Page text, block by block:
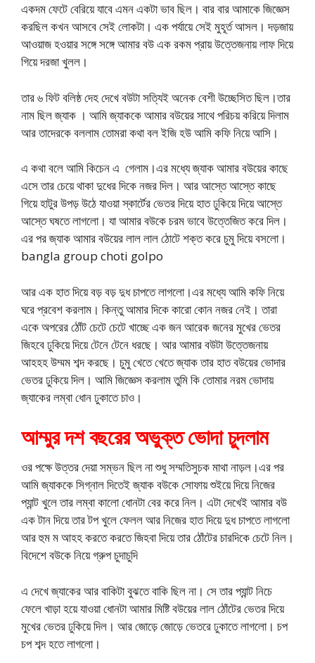
একদম ফেটে বেরিয়ে যাবে এমন একটা ভাব ছিল। বার বার আমাকে জিজ্ঞেস
করছিল কখন আসবে সেই লোকটা। এক পর্যায়ে সেই মুহূর্ত আসল। দড়জায়
আওয়াজ হওয়ার সঙ্গে সঙ্গে আমার বউ এক রকম প্রায় উত্তেজনায় লাফ দিয়ে
গিয়ে দরজা খুলল।
তার ৬ ফিট বলিষ্ঠ দেহ দেখে বউটা সত্যিই অনেক বেশী উচ্ছেসিত ছিল।তার
নাম ছিল জ্যাক । আমি জ্যাককে আমার বউয়ের সাথে পরিচয় করিয়ে দিলাম
আর তাদেরকে বললাম তোমরা কথা বল ইজি হউ আমি কফি নিয়ে আসি।
এ কথা বলে আমি কিচেন এ গেলাম।এর মধ্যে জ্যাক আমার বউয়ের কাছে
এসে তার চেয়ে থাকা দুধের দিকে নজর দিল। আর আস্তে আস্তে কাছে
গিয়ে হাটুর উপড় উঠে যাওয়া স্কার্টের ভেতর দিয়ে হাত ঢুকিয়ে দিয়ে আস্তে
আস্তে ঘষতে লাগলো। যা আমার বউকে চরম ভাবে উত্তেজিত করে দিল।
এর পর জ্যাক আমার বউয়ের লাল লাল ঠোটে শক্ত করে চুমু দিয়ে বসলো।
bangla group choti golpo
আর এক হাত দিয়ে বড় বড় দুধ চাপতে লাগলো।এর মধ্যে আমি কফি নিয়ে
ঘরে প্রবেশ করলাম। কিন্তু আমার দিকে কারো কোন নজর নেই। তারা
একে অপরের ঠোঁট চেটে চেটে খাচ্ছে এক জন আরেক জনের মুখের ভেতর
জিহবে ঢুকিয়ে দিয়ে টেনে টেনে ধরছে। আর আমার বউটা উত্তেজনায়
আহহহ উম্মম শব্দ করছে। চুমু খেতে খেতে জ্যাক তার হাত বউয়ের ভোদার
ভেতর ঢুকিয়ে দিল। আমি জিজ্ঞেস করলাম তুমি কি তোমার নরম ভোদায়
জ্যাকের লম্বা ধোন ঢুকাতে চাও।
আম্মুর দশ বছরের অভুক্ত ভোদা চুদলাম
ওর পক্ষে উত্তর দেয়া সম্ভন ছিল না শুধু সম্মতিসুচক মাথা নাড়ল।এর পর
আমি জ্যাককে সিগ্নাল দিতেই জ্যাক বউকে সোফায় শুইয়ে দিয়ে নিজের
প্যান্ট খুলে তার লম্বা কালো ধোনটা বের করে নিল। এটা দেখেই আমার বউ
এক টান দিয়ে তার টপ খুলে ফেলল আর নিজের হাত দিয়ে দুধ চাপতে লাগলো
আর হুম ম আহহ করতে করতে জিহবা দিয়ে তার ঠোঁটের চারদিকে চেটে নিল।
বিদেশে বউকে নিয়ে গ্রুপ চুদাচুদি
এ দেখে জ্যাকের আর বাকিটা বুঝতে বাকি ছিল না। সে তার প্যান্ট নিচে
ফেলে খাড়া হয়ে যাওয়া ধোনটা আমার মিষ্টি বউয়ের লাল ঠোঁটের ভেতর দিয়ে
মুখের ভেতর ঢুকিয়ে দিল। আর জোড়ে জোড়ে ভেতরে ঢুকাতে লাগলো। চপ
চপ শব্দ হতে লাগলো।